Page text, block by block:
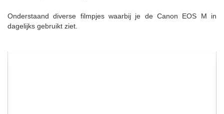
Onderstaand diverse filmpjes waarbij je de Canon EOS M in
dagelijks gebruikt ziet.